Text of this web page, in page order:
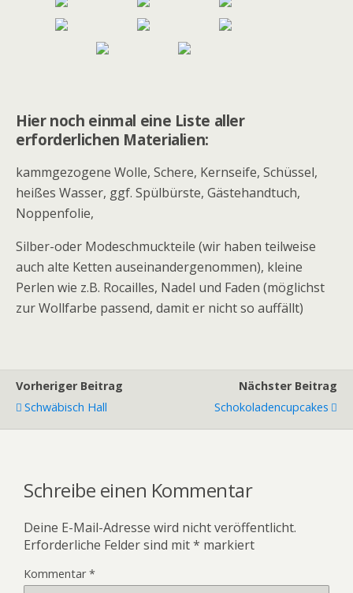
Hier noch einmal eine Liste aller
erforderlichen Materialien:
kammgezogene Wolle, Schere, Kernseife, Schüssel,
heißes Wasser, ggf. Spülbürste, Gästehandtuch,
Noppenfolie,
Silber-oder Modeschmuckteile (wir haben teilweise
auch alte Ketten auseinandergenommen), kleine
Perlen wie z.B. Rocailles, Nadel und Faden (möglichst
zur Wollfarbe passend, damit er nicht so auffällt)
Vorheriger Beitrag
Schwäbisch Hall
Nächster Beitrag
Schokoladencupcakes
Schreibe einen Kommentar
Deine E-Mail-Adresse wird nicht veröffentlicht.
Erforderliche Felder sind mit* markiert
Kommentar*